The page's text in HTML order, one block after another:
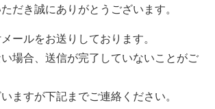
だき誠にありがとうございます。
ールをお送りしております。
場合、送信が完了していないことがご
ますが下記までご連絡ください。